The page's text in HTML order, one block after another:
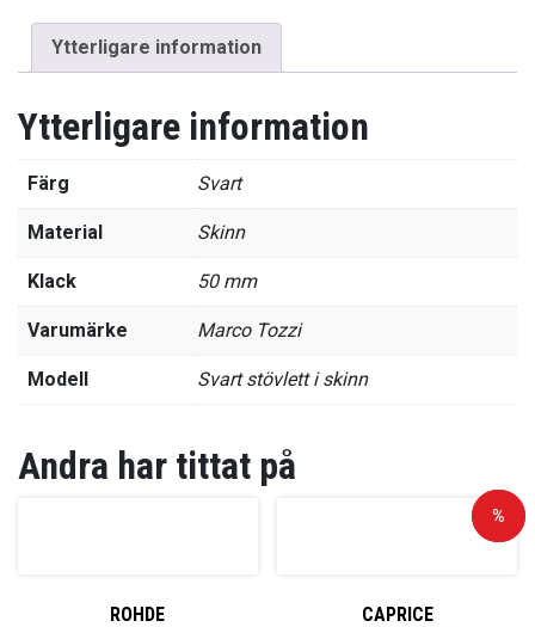
Ytterligare information
Ytterligare information
Färg Svart
Material Skinn
Klack 50 mm
Varumärke Marco Tozzi
Modell Svart stövlett i skinn
Andra har tittat på
ROHDE
Rea!
%
CAPRICE